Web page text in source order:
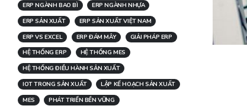
ERP NGÀNH BAO BÌ
ERP NGÀNH NHỰA
ERP SẢN XUẤT
ERP SẢN XUẤT VIỆT NAM
ERP VS EXCEL
ERP ĐÁM MÂY
GIẢI PHÁP ERP
HỆ THỐNG ERP
HỆ THỐNG MES
HỆ THỐNG ĐIỀU HÀNH SẢN XUẤT
IOT TRONG SẢN XUẤT
LẬP KẾ HOẠCH SẢN XUẤT
MES
PHÁT TRIỂN BỀN VỮNG